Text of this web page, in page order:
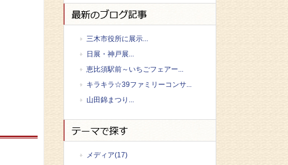
三木市役所に展示...
日展・神戸展...
恵比須駅前～いちごフェアー...
キラキラ☆39ファミリーコンサ...
山田錦まつり...
メディア(17)